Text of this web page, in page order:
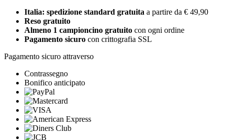
Italia: spedizione standard gratuita a partire da € 49,90
Reso gratuito
Almeno 1 campioncino gratuito con ogni ordine
Pagamento sicuro con crittografia SSL
Pagamento sicuro attraverso
Contrassegno
Bonifico anticipato